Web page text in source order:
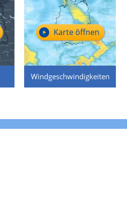
Windgeschwindigkeiten
Karte öffnen